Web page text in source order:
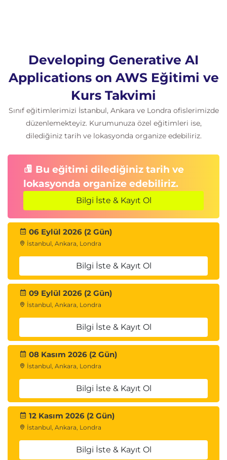
LangChain tabanlı uygulama geliştirme
AI workflow tasarımı
Modül 8: Generative AI Mimari
Desenleri
Kurumsal AI mimarileri
Ölçeklenebilir AI sistemleri
AWS üzerinde AI uygulama mimarileri
Uygulamalı Senaryolar
AI Chatbot Development
Question Answering Systems
Code Generation
uygulama geliştirme
Developing Generative AI
Applications on AWS Eğitimi ve
Kurs Takvimi
Sınıf eğitimlerimizi İstanbul, Ankara ve Londra ofislerimizde
düzenlemekteyiz. Kurumunuza özel eğitimleri ise,
dilediğiniz tarih ve lokasyonda organize edebiliriz.
Bu eğitimi dilediğiniz tarih ve
lokasyonda organize edebiliriz.
Bilgi İste & Kayıt Ol
06 Eylül 2026 (2 Gün)
İstanbul, Ankara, Londra
Bilgi İste & Kayıt Ol
09 Eylül 2026 (2 Gün)
İstanbul, Ankara, Londra
Bilgi İste & Kayıt Ol
08 Kasım 2026 (2 Gün)
İstanbul, Ankara, Londra
Bilgi İste & Kayıt Ol
12 Kasım 2026 (2 Gün)
İstanbul, Ankara, Londra
Bilgi İste & Kayıt Ol